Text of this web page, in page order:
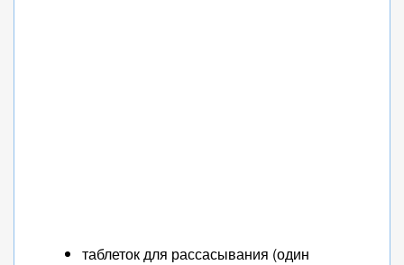
таблеток для рассасывания (один